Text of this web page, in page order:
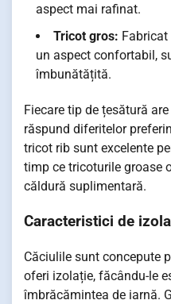
aspect mai rafinat.
Tricot gros:
un aspect confortabil,
îmbunătățită.
Fiecare tip de țesătură
răspund diferitelor
tricot rib sunt excelente
timp ce tricoturile groase
căldură suplimentară.
Caracteristici de
Căciulile sunt concepute
oferi izolație, făcându-le
îmbrăcămintea de iarnă.